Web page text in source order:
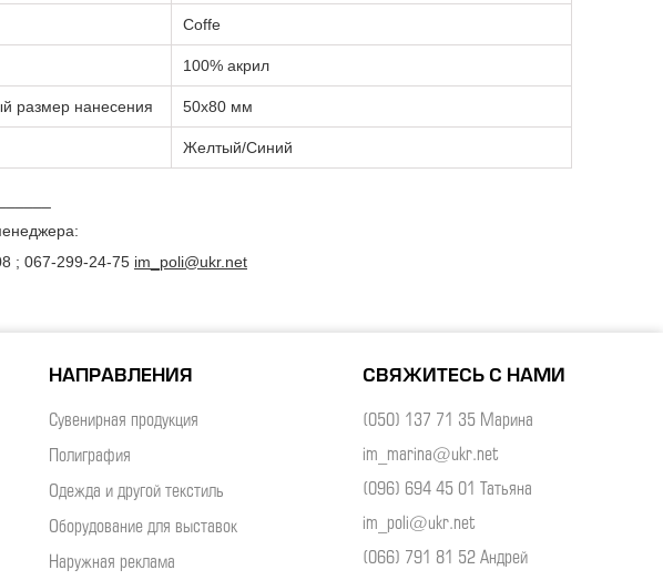
Coffe
100% акрил
размер нанесения 50х80 мм
Желтый/Синий
; 067-299-24-75 im_poli@ukr.net
НАПРАВЛЕНИЯ
Сувенирная продукция
Полиграфия
Одежда и другой текстиль
Оборудование для выставок
Наружная реклама
СВЯЖИТЕСЬ С НАМИ
(050) 137 71 35 Марина
im_marina@ukr.net
(096) 694 45 01 Татьяна
im_poli@ukr.net
(066) 791 81 52 Андрей